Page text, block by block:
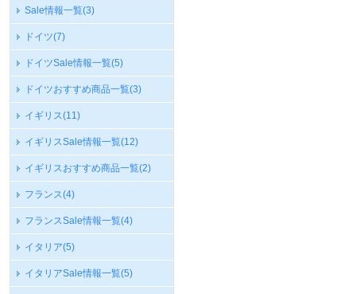
Sale情報一覧(3)
ドイツ(7)
ドイツSale情報一覧(5)
ドイツおすすめ商品一覧(3)
イギリス(11)
イギリスSale情報一覧(12)
イギリスおすすめ商品一覧(2)
フランス(4)
フランスSale情報一覧(4)
イタリア(5)
イタリアSale情報一覧(5)